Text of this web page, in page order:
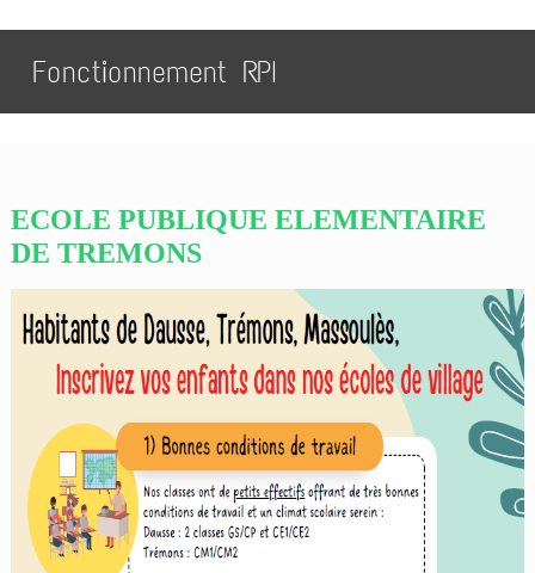
Fonctionnement RPI
ECOLE PUBLIQUE ELEMENTAIRE
DE TREMONS